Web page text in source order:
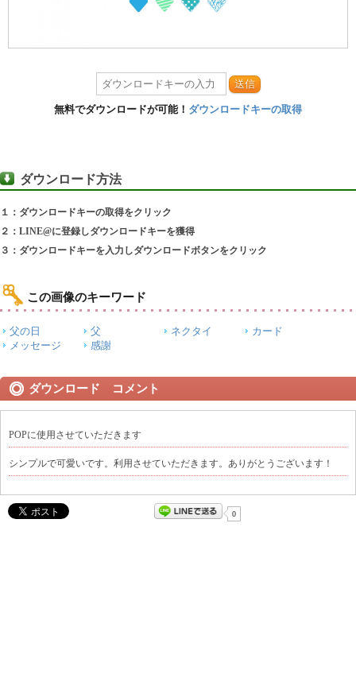
送信
無料でダウンロードが可能！ ダウンロードキーの取得
ダウンロード方法
１：ダウンロードキーの取得をクリック
２：LINE@に登録しダウンロードキーを獲得
３：ダウンロードキーを入力しダウンロードボタンをクリック
この画像のキーワード
父の日 父 ネクタイ
カード
メッセージ
感謝
ダウンロード コメント
POPに使用させていただきます
シンプルで可愛いです。利用させていただきます。ありがとうございます！
0